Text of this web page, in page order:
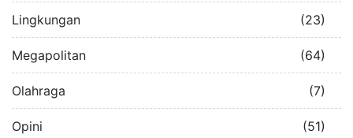
Lingkungan (23)
Megapolitan (64)
Olahraga (7)
Opini (51)